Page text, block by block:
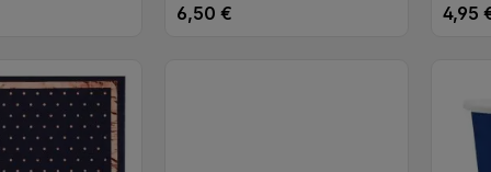
Anzahl: Gib den gewünschten Wert
Regulärer Preis:
6,50 € 4,95